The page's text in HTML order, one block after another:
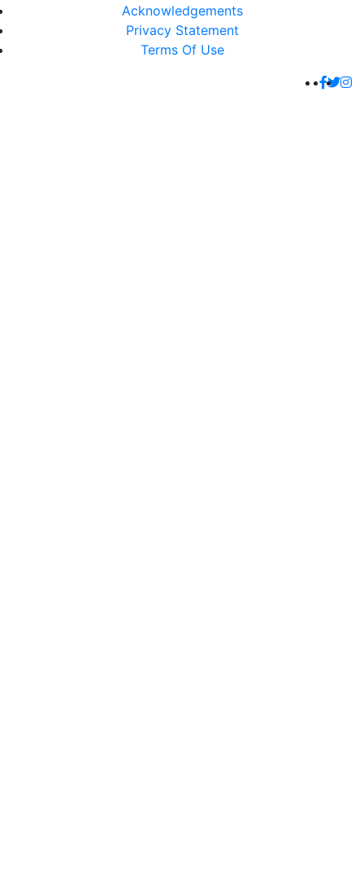
Acknowledgements
Privacy Statement
Terms Of Use